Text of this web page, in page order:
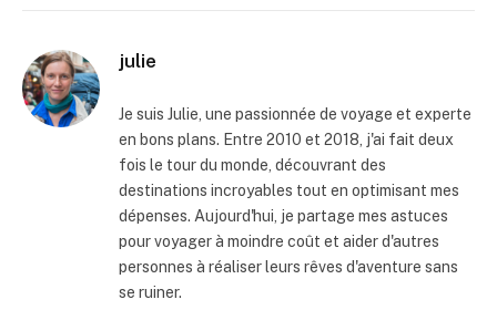
julie
Je suis Julie, une passionnée de voyage et experte
en bons plans. Entre 2010 et 2018, j'ai fait deux
fois le tour du monde, découvrant des
destinations incroyables tout en optimisant mes
dépenses. Aujourd'hui, je partage mes astuces
pour voyager à moindre coût et aider d'autres
personnes à réaliser leurs rêves d'aventure sans
se ruiner.